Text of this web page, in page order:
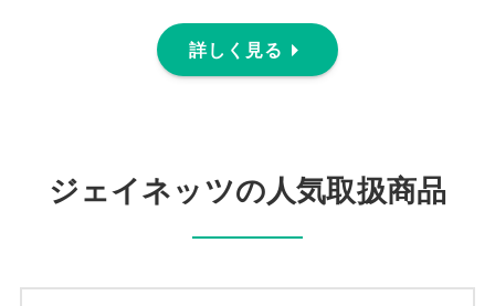
詳しく見る
ジェイネッツの人気取扱商品